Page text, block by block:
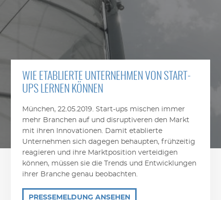
WIE ETABLIERTE UNTERNEHMEN VON START-
UPS LERNEN KÖNNEN
München, 22.05.2019. Start-ups mischen immer
mehr Branchen auf und disruptiveren den Markt
mit ihren Innovationen. Damit etablierte
Unternehmen sich dagegen behaupten, frühzeitig
reagieren und ihre Marktposition verteidigen
können, müssen sie die Trends und Entwicklungen
ihrer Branche genau beobachten.
PRESSEMELDUNG ANSEHEN